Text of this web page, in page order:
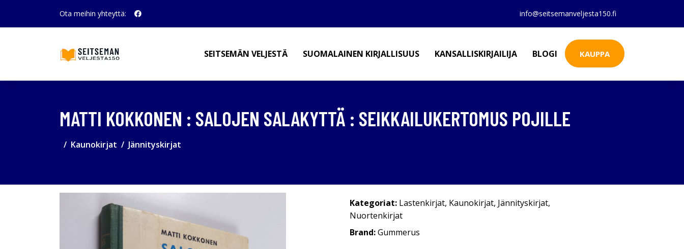
Ota meihin yhteyttä: info@seitsemanveljesta150.fi
SEITSEMÄN VELJESTÄ SUOMALAINEN KIRJALLISUUS KANSALLISKIRJAILIJA BLOGI KAUPPA
MATTI KOKKONEN : SALOJEN SALAKYTTÄ : SEIKKAILUKERTOMUS POJILLE
Kaunokirjat Jännityskirjat
Kategoriat: Lastenkirjat, Kaunokirjat, Jännityskirjat,
Nuortenkirjat
Brand:Gummerus